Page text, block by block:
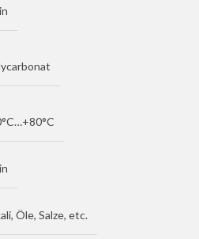
Öle, Salze, etc.